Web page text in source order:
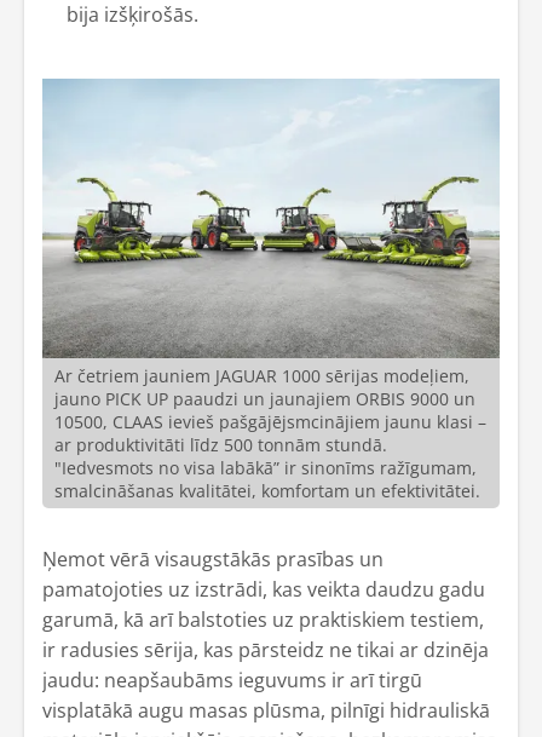
bija izšķirošās.
Ar četriem jauniem JAGUAR 1000 sērijas modeļiem,
jauno PICK UP paaudzi un jaunajiem ORBIS 9000 un
10500, CLAAS ievieš pašgājējsmcinājiem jaunu klasi –
ar produktivitāti līdz 500 tonnām stundā.
"Iedvesmots no visa labākā” ir sinonīms ražīgumam,
smalcināšanas kvalitātei, komfortam un efektivitātei.
Ņemot vērā visaugstākās prasības un
pamatojoties uz izstrādi, kas veikta daudzu gadu
garumā, kā arī balstoties uz praktiskiem testiem,
ir radusies sērija, kas pārsteidz ne tikai ar dzinēja
jaudu: neapšaubāms ieguvums ir arī tirgū
visplatākā augu masas plūsma, pilnīgi hidrauliskā